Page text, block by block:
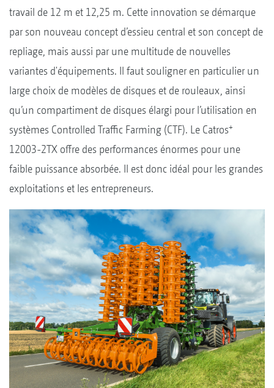
travail de 12 m et 12,25 m. Cette innovation se démarque
par son nouveau concept d’essieu central et son concept de
repliage, mais aussi par une multitude de nouvelles
variantes d'équipements. Il faut souligner en particulier un
large choix de modèles de disques et de rouleaux, ainsi
qu’un compartiment de disques élargi pour l’utilisation en
systèmes Controlled Traffic Farming (CTF). Le Catros+
12003-2TX offre des performances énormes pour une
faible puissance absorbée. Il est donc idéal pour les grandes
exploitations et les entrepreneurs.